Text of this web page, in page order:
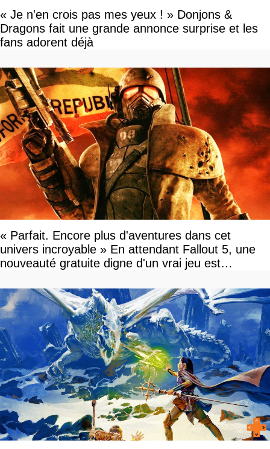
« Je n'en crois pas mes yeux ! » Donjons &
Dragons fait une grande annonce surprise et les
fans adorent déjà
« Parfait. Encore plus d'aventures dans cet
univers incroyable » En attendant Fallout 5, une
nouveauté gratuite digne d'un vrai jeu est